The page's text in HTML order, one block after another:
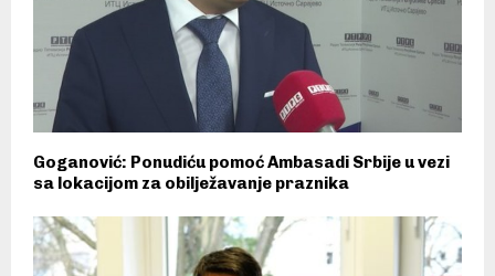
Goganović: Ponudiću pomoć Ambasadi Srbije u vezi
sa lokacijom za obilježavanje praznika